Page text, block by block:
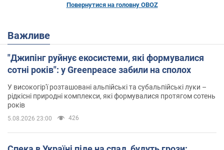
Повернутися на головну OBOZ
Важливе
"Джипінг руйнує екосистеми, які формувалися
сотні років": у Greenpeace забили на сполох
У високогір'ї розташовані альпійські та субальпійські луки –
рідкісні природні комплекси, які формувалися протягом сотень
років
5.08.2026 23:00 426